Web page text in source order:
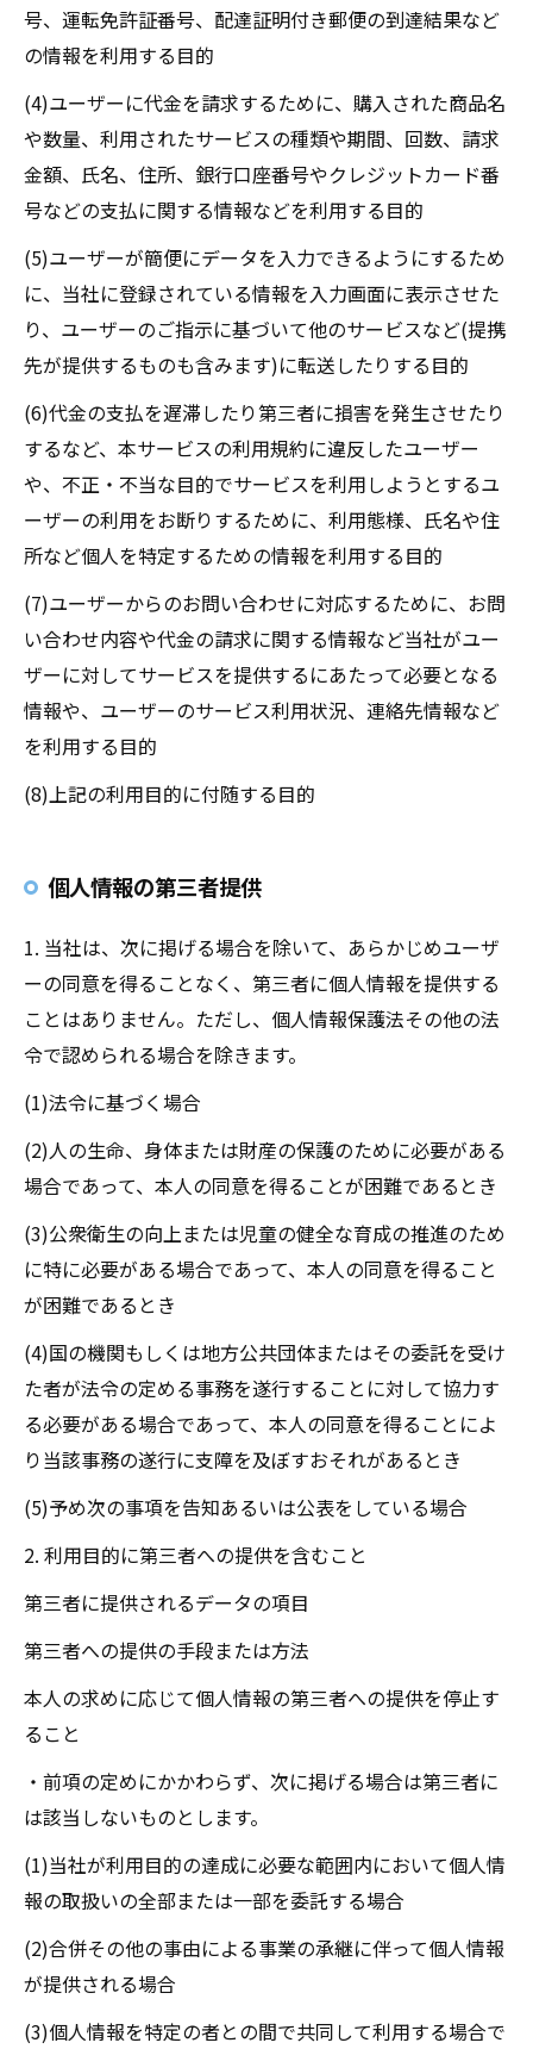
号、運転免許証番号、配達証明付き郵便の到達結果など
の情報を利用する目的
(4)ユーザーに代金を請求するために、購入された商品名
や数量、利用されたサービスの種類や期間、回数、請求
金額、氏名、住所、銀行口座番号やクレジットカード番
号などの支払に関する情報などを利用する目的
(5)ユーザーが簡便にデータを入力できるようにするため
に、当社に登録されている情報を入力画面に表示させた
り、ユーザーのご指示に基づいて他のサービスなど(提携
先が提供するものも含みます)に転送したりする目的
(6)代金の支払を遅滞したり第三者に損害を発生させたり
するなど、本サービスの利用規約に違反したユーザー
や、不正・不当な目的でサービスを利用しようとするユ
ーザーの利用をお断りするために、利用態様、氏名や住
所など個人を特定するための情報を利用する目的
(7)ユーザーからのお問い合わせに対応するために、お問
い合わせ内容や代金の請求に関する情報など当社がユー
ザーに対してサービスを提供するにあたって必要となる
情報や、ユーザーのサービス利用状況、連絡先情報など
を利用する目的
(8)上記の利用目的に付随する目的
個人情報の第三者提供
1. 当社は、次に掲げる場合を除いて、あらかじめユーザ
ーの同意を得ることなく、第三者に個人情報を提供する
ことはありません。ただし、個人情報保護法その他の法
令で認められる場合を除きます。
(1)法令に基づく場合
(2)人の生命、身体または財産の保護のために必要がある
場合であって、本人の同意を得ることが困難であるとき
(3)公衆衛生の向上または児童の健全な育成の推進のため
に特に必要がある場合であって、本人の同意を得ること
が困難であるとき
(4)国の機関もしくは地方公共団体またはその委託を受け
た者が法令の定める事務を遂行することに対して協力す
る必要がある場合であって、本人の同意を得ることによ
り当該事務の遂行に支障を及ぼすおそれがあるとき
(5)予め次の事項を告知あるいは公表をしている場合
2. 利用目的に第三者への提供を含むこと
第三者に提供されるデータの項目
第三者への提供の手段または方法
本人の求めに応じて個人情報の第三者への提供を停止す
ること
・前項の定めにかかわらず、次に掲げる場合は第三者に
は該当しないものとします。
(1)当社が利用目的の達成に必要な範囲内において個人情
報の取扱いの全部または一部を委託する場合
(2)合併その他の事由による事業の承継に伴って個人情報
が提供される場合
(3)個人情報を特定の者との間で共同して利用する場合で